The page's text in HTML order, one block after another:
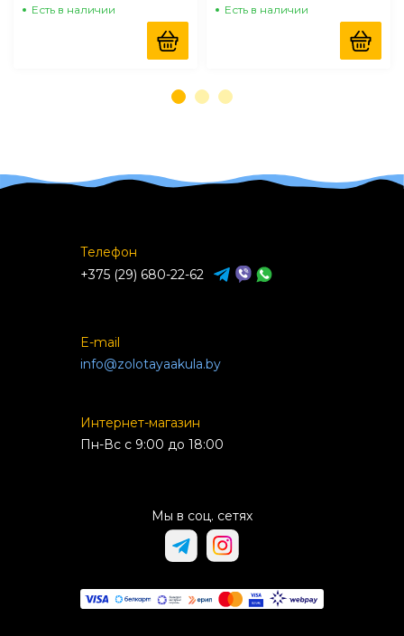
Есть в наличии Есть в наличии
Телефон
+375 (29) 680-22-62
E-mail
info@zolotayaakula.by
Интернет-магазин
Пн-Вс с 9:00 до 18:00
Мы в соц. сетях